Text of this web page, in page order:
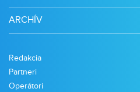
ARCHÍV
Redakcia
Partneri
Operátori